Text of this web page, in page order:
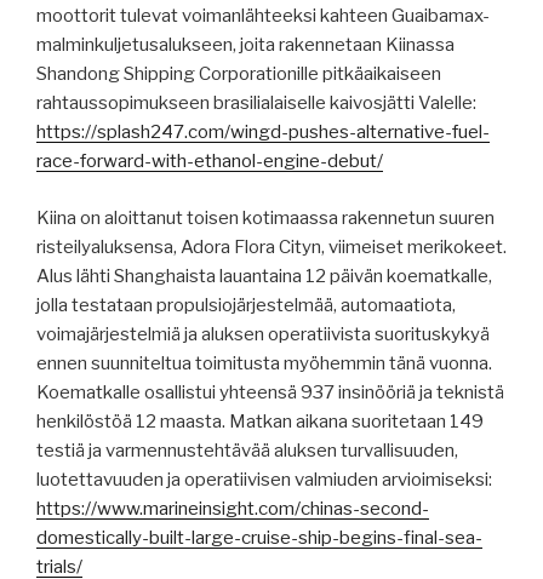
moottorit tulevat voimanlähteeksi kahteen Guaibamax-
malminkuljetusalukseen, joita rakennetaan Kiinassa
Shandong Shipping Corporationille pitkäaikaiseen
rahtaussopimukseen brasilialaiselle kaivosjätti Valelle:
https://splash247.com/wingd-pushes-alternative-fuel-
race-forward-with-ethanol-engine-debut/
Kiina on aloittanut toisen kotimaassa rakennetun suuren
risteilyaluksensa, Adora Flora Cityn, viimeiset merikokeet.
Alus lähti Shanghaista lauantaina 12 päivän koematkalle,
jolla testataan propulsiojärjestelmää, automaatiota,
voimajärjestelmiä ja aluksen operatiivista suorituskykyä
ennen suunniteltua toimitusta myöhemmin tänä vuonna.
Koematkalle osallistui yhteensä 937 insinööriä ja teknistä
henkilöstöä 12 maasta. Matkan aikana suoritetaan 149
testiä ja varmennustehtävää aluksen turvallisuuden,
luotettavuuden ja operatiivisen valmiuden arvioimiseksi:
https://www.marineinsight.com/chinas-second-
domestically-built-large-cruise-ship-begins-final-sea-
trials/